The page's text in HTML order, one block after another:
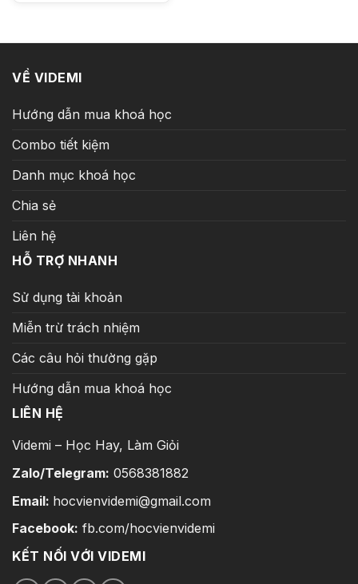
VỀ VIDEMI
Hướng dẫn mua khoá học
Combo tiết kiệm
Danh mục khoá học
Chia sẻ
Liên hệ
HỖ TRỢ NHANH
Sử dụng tài khoản
Miễn trừ trách nhiệm
Các câu hỏi thường gặp
Hướng dẫn mua khoá học
LIÊN HỆ
Videmi – Học Hay, Làm Giỏi
Zalo/Telegram: 0568381882
Email: hocvienvidemi@gmail.com
Facebook: fb.com/hocvienvidemi
KẾT NỐI VỚI VIDEMI